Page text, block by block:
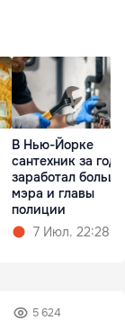
В Нью-Йорке
сантехник за год
заработал больше
мэра и главы
полиции
7 Июл. 22:28
5 624